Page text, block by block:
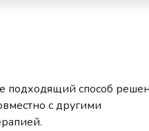
подходящий способ
с другими